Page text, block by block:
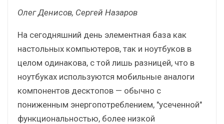
Олег Денисов, Сергей Назаров
На сегодняшний день элементная база как
настольных компьютеров, так и ноутбуков в
целом одинакова, с той лишь разницей, что в
ноутбуках используются мобильные аналоги
компонентов десктопов — обычно с
пониженным энергопотреблением, "усеченной"
функциональностью, более низкой